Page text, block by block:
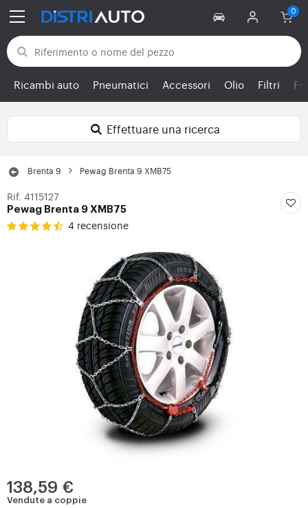
Torna alle categorie
Ricambi auto Pneumatici Accessori Olio Filtri
Effettuare una ricerca
Brenta 9 Pewag Brenta 9 XMB75
Rif. 4115127
Pewag Brenta 9 XMB75
4 recensione
138,59 €
Vendute a coppie